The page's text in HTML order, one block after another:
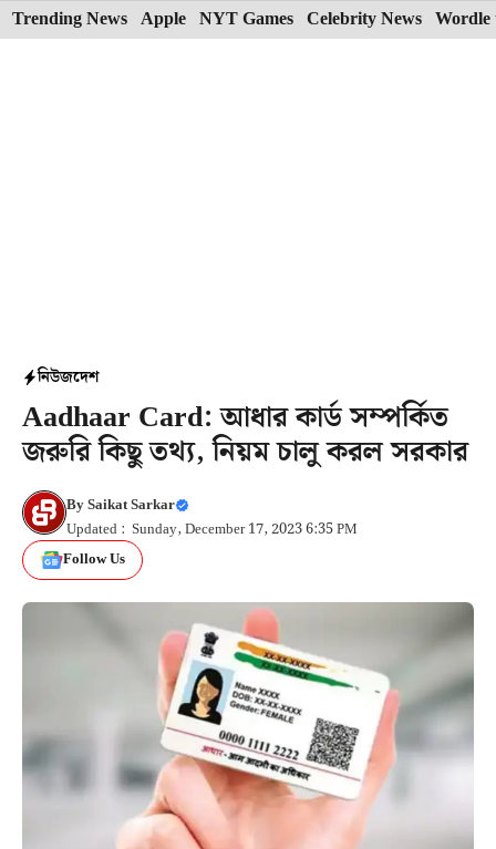
Skip
to
Trending News Apple NYT Games Celebrity News Wordle
নিউজদেশ
Aadhaar Card: আধার কার্ড সম্পর্কিত
জরুরি কিছু তথ্য, নিয়ম চালু করল সরকার
BySaikat Sarkar
Updated : Sunday, December 17, 2023 6:35 PM
Follow Us